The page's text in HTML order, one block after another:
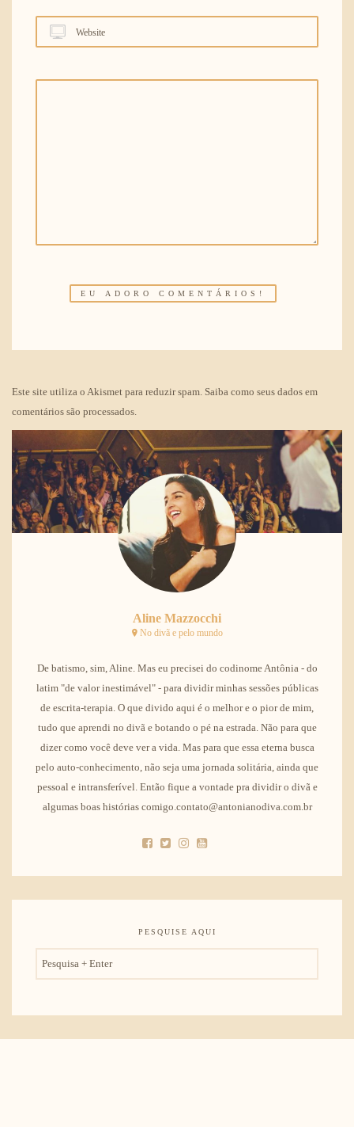
Website
Este site utiliza o Akismet para reduzir spam. Saiba como seus dados em
comentários são processados.
Aline Mazzocchi
No divã e pelo mundo
De batismo, sim, Aline. Mas eu precisei do codinome Antônia - do
latim "de valor inestimável" - para dividir minhas sessões públicas
de escrita-terapia. O que divido aqui é o melhor e o pior de mim,
tudo que aprendi no divã e botando o pé na estrada. Não para que
dizer como você deve ver a vida. Mas para que essa eterna busca
pelo auto-conhecimento, não seja uma jornada solitária, ainda que
pessoal e intransferível. Então fique a vontade pra dividir o divã e
algumas boas histórias comigo.contato@antonianodiva.com.br
PESQUISE AQUI